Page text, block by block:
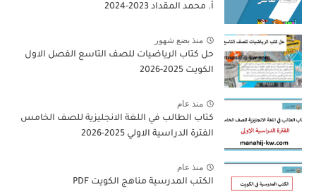
أ. محمد المقداد 2023-2024
منذ بضع شهور
حل كتاب الرياضيات للصف التاسع الفصل الاول
الكويت 2025-2026
منذ عام
كتاب الطالب في اللغة الانجليزية للصف الخامس
الفترة الدراسية الاولي 2025-2026
منذ عام
الكتب المدرسية مناهج الكويت PDF